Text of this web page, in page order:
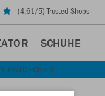
(4,61/5) Trusted Shops
SCHUHE
ENTDECKEN